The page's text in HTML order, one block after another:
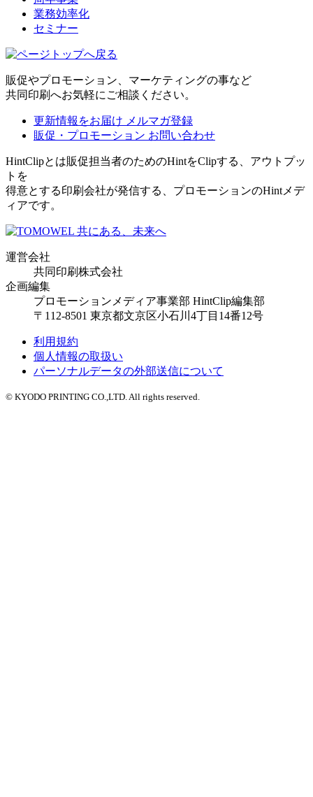
業務効率化
セミナー
販促やプロモーション、マーケティングの事など
共同印刷へお気軽にご相談ください。
更新情報をお届け メルマガ登録
販促・プロモーション お問い合わせ
HintClipとは販促担当者のためのHintをClipする、アウトプッ
トを
得意とする印刷会社が発信する、プロモーションのHintメデ
ィアです。
運営会社
共同印刷株式会社
企画編集
プロモーションメディア事業部 HintClip編集部
〒112-8501 東京都文京区小石川4丁目14番12号
利用規約
個人情報の取扱い
パーソナルデータの外部送信について
© KYODO PRINTING CO.,LTD. All rights reserved.